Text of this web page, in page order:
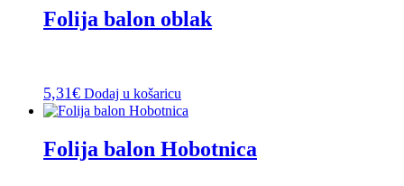
Folija balon oblak
5,31€ Dodaj u košaricu
Folija balon Hobotnica